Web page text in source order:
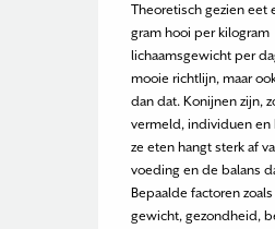
Theoretisch gezien eet
gram hooi per kilogram
lichaamsgewicht per
mooie richtlijn, maar
dan dat. Konijnen zijn,
vermeld, individuen en
ze eten hangt sterk af
voeding en de balans
Bepaalde factoren
gewicht, gezondheid,